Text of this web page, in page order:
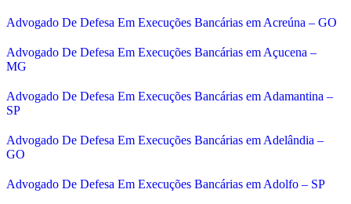
Advogado De Defesa Em Execuções Bancárias em Acreúna – GO
Advogado De Defesa Em Execuções Bancárias em Açucena –
MG
Advogado De Defesa Em Execuções Bancárias em Adamantina –
SP
Advogado De Defesa Em Execuções Bancárias em Adelândia –
GO
Advogado De Defesa Em Execuções Bancárias em Adolfo – SP